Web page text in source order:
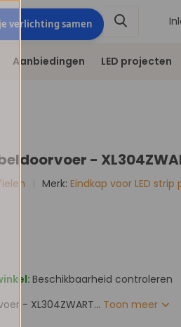
verlichting samen Stel je
Aanbiedingen LED projecten
-
Merk:Eindkap voor LED strip
Beschikbaarheid controleren
- XL304ZWART... Toon meer